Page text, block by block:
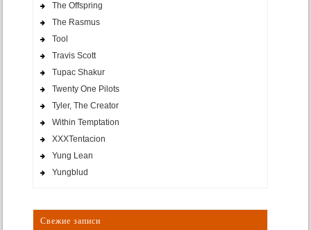
The Offspring
The Rasmus
Tool
Travis Scott
Tupac Shakur
Twenty One Pilots
Tyler, The Creator
Within Temptation
XXXTentacion
Yung Lean
Yungblud
Свежие записи